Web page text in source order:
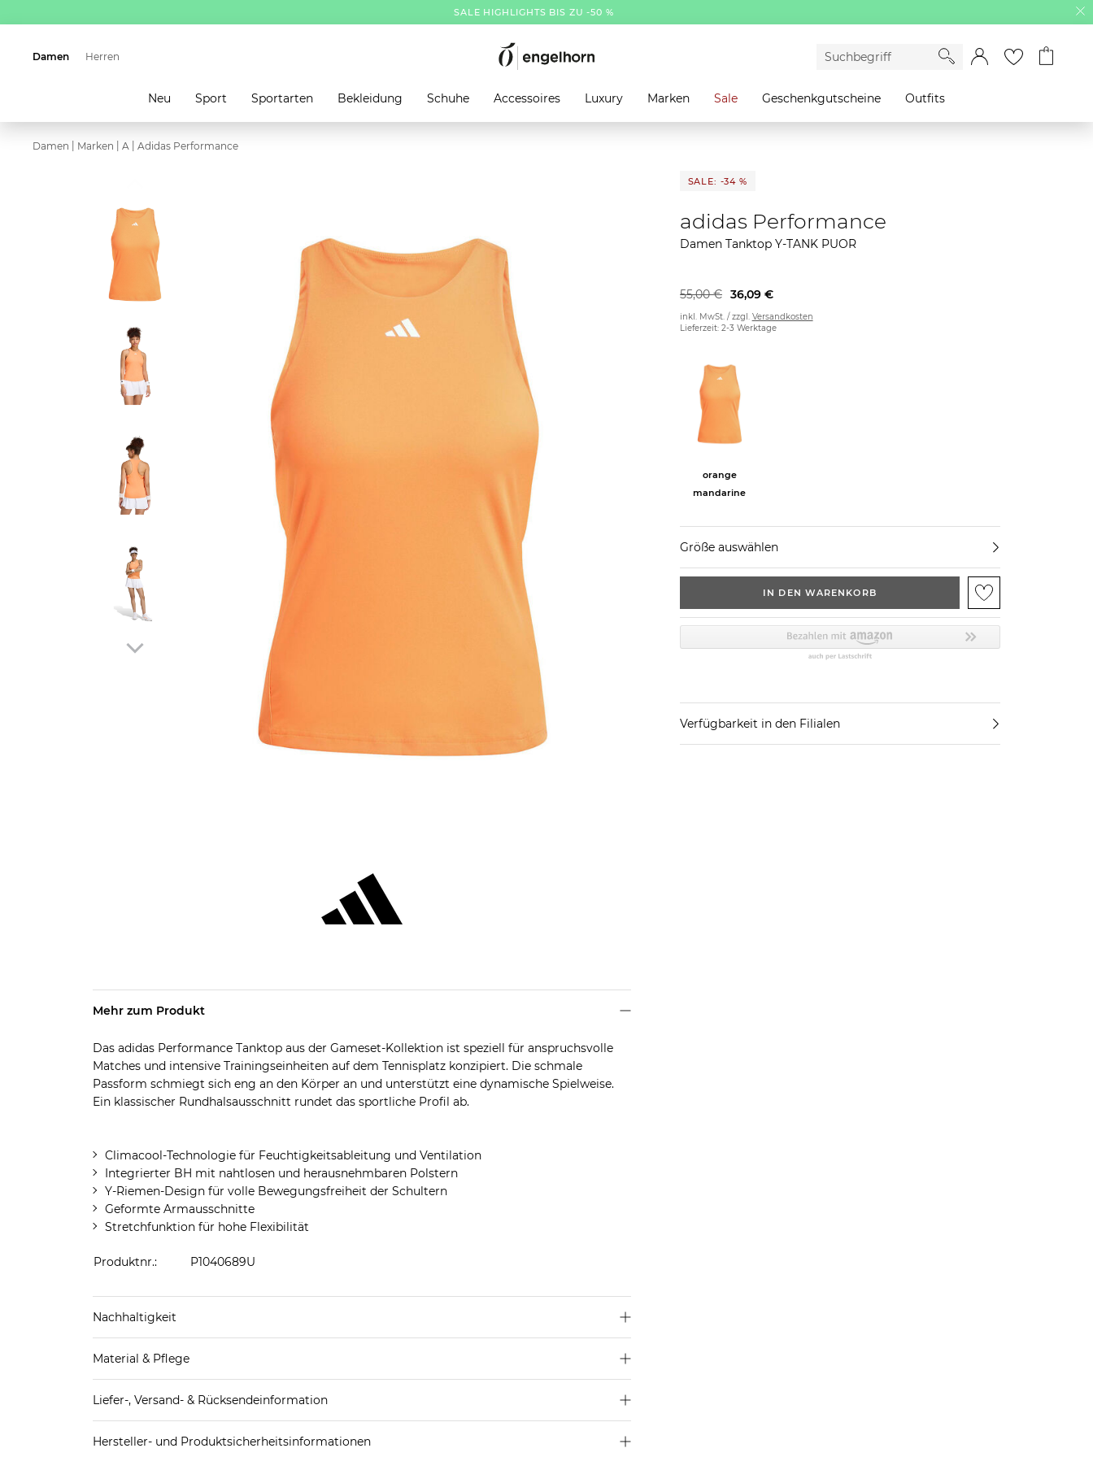
SALE HIGHLIGHTS BIS ZU -50 %
Damen
Neu Sport Sportarten Bekleidung Schuhe Accessoires Luxury Marken Sale Geschenkgutscheine Outfits
Herren
Damen Marken A Adidas Performance
SALE: -34 %
adidas Performance
Damen Tanktop Y-TANK PUOR
36,09 €
55,00 €
inkl. MwSt. / zzgl. Versandkosten
Lieferzeit: 2-3 Werktage
orange
mandarine
Größe auswählen
IN DEN WARENKORB
Verfügbarkeit in den Filialen
Mehr zum Produkt
Das adidas Performance Tanktop aus der Gameset-Kollektion ist speziell für anspruchsvolle
Matches und intensive Trainingseinheiten auf dem Tennisplatz konzipiert. Die schmale
Passform schmiegt sich eng an den Körper an und unterstützt eine dynamische Spielweise.
Ein klassischer Rundhalsausschnitt rundet das sportliche Profil ab.
Climacool-Technologie für Feuchtigkeitsableitung und Ventilation
Integrierter BH mit nahtlosen und herausnehmbaren Polstern
Y-Riemen-Design für volle Bewegungsfreiheit der Schultern
Geformte Armausschnitte
Stretchfunktion für hohe Flexibilität
Produktnr.: P1040689U
Nachhaltigkeit
Mehr Information zu diesen Angaben findest duhier.
Material & Pflege
Pflegekennzeichnung:
Liefer-, Versand- & Rücksendeinformation
Hersteller- und Produktsicherheitsinformationen